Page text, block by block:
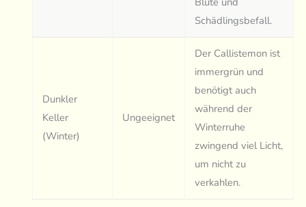
Schädlingsbefall.
Dunkler
Keller
(Winter)
Ungeeignet
Der Callistemon ist
immergrün und
benötigt auch
während der
Winterruhe
zwingend viel Licht,
um nicht zu
verkahlen.